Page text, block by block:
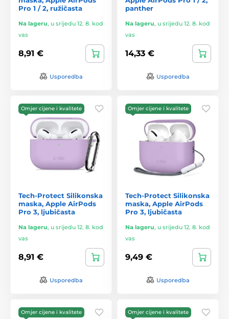
Pro 1 / 2, ružičasta
Na lageru, u srijedu 12. 8. kod
vas
8,91 €
Usporedba
panther
Na lageru, u srijedu 12. 8. kod
vas
14,33 €
Usporedba
Omjer cijene i kvalitete
Tech-Protect Silikonska
maska, Apple AirPods
Pro 3, ljubičasta
Na lageru, u srijedu 12. 8. kod
vas
8,91 €
Usporedba
Omjer cijene i kvalitete
Tech-Protect Silikonska
maska, Apple AirPods
Pro 3, ljubičasta
Na lageru, u srijedu 12. 8. kod
vas
9,49 €
Usporedba
Omjer cijene i kvalitete Omjer cijene i kvalitete